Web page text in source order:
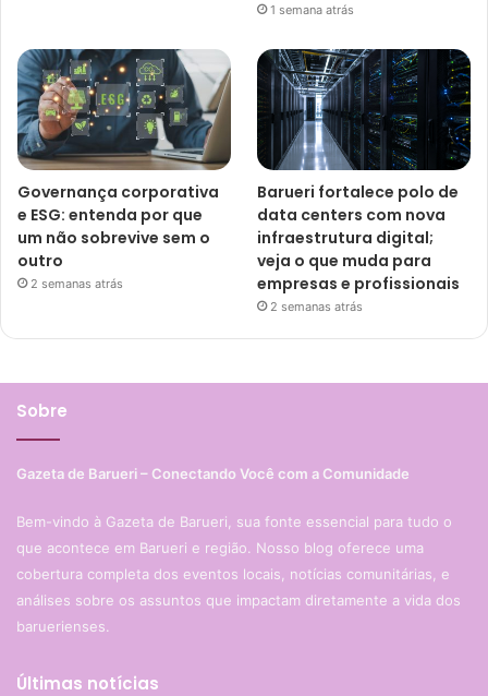
1 semana atrás
Governança corporativa
e ESG: entenda por que
um não sobrevive sem o
outro
2 semanas atrás
Barueri fortalece polo de
data centers com nova
infraestrutura digital;
veja o que muda para
empresas e profissionais
2 semanas atrás
Sobre
Gazeta de Barueri – Conectando Você com a Comunidade
Bem-vindo à Gazeta de Barueri, sua fonte essencial para tudo o
que acontece em Barueri e região. Nosso blog oferece uma
cobertura completa dos eventos locais, notícias comunitárias, e
análises sobre os assuntos que impactam diretamente a vida dos
baruerienses.
Últimas notícias